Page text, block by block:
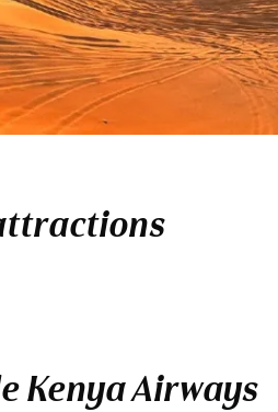
Kenya Airways